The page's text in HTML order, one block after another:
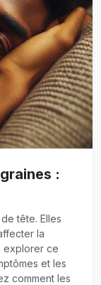
:
tête. Elles
la
explorer ce
et les
comment les